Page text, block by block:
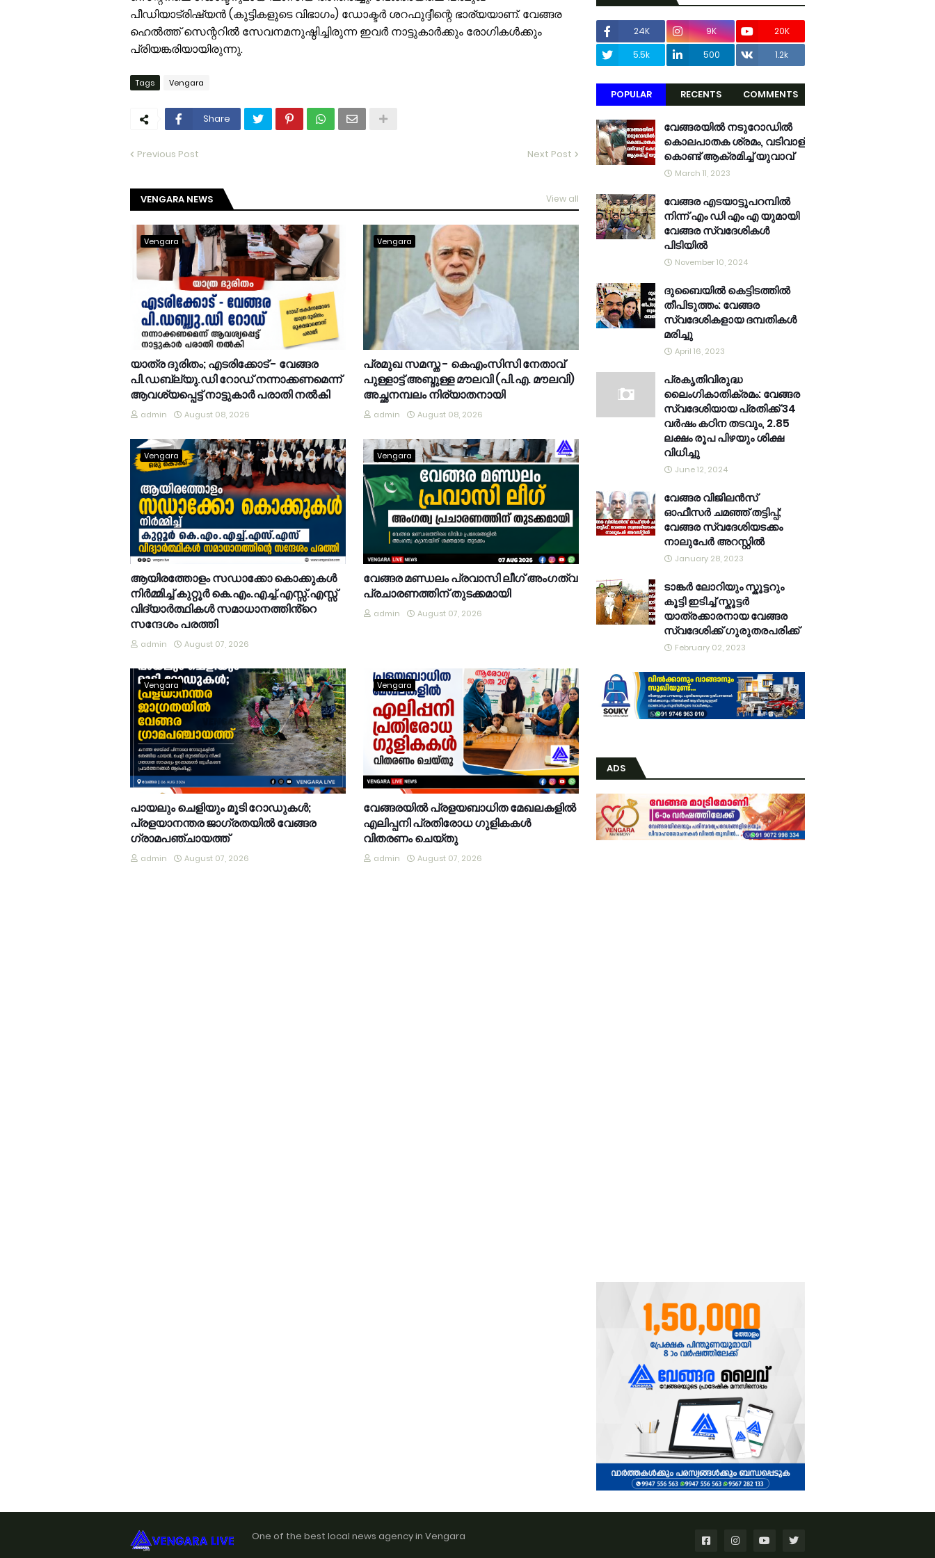
പീഡിയാട്രിഷ്യൻ (കുട്ടികളുടെ വിഭാഗം) ഡോക്ടർ ശറഫുദ്ദീന്റെ ഭാര്യയാണ്. വേങ്ങര
ഹെൽത്ത് സെന്ററിൽ സേവനമനുഷ്ഠിച്ചിരുന്ന ഇവർ നാട്ടുകാർക്കും രോഗികൾക്കും
പ്രിയങ്കരിയായിരുന്നു.
Tags Vengara
Share
Previous Post Next Post
VENGARA NEWS View all
Vengara
യാത്ര ദുരിതം; എടരിക്കോട് - വേങ്ങര
പി.ഡബ്ല്യു.ഡി റോഡ് നന്നാക്കണമെന്ന്
ആവശ്യപ്പെട്ട് നാട്ടുകാർ പരാതി നൽകി
admin August 08, 2026
Vengara
പ്രമുഖ സമസ്ത - കെഎംസിസി നേതാവ്
പുള്ളാട്ട് അബ്ദുള്ള മൗലവി (പി.എ. മൗലവി)
അച്ഛനമ്പലം നിര്യാതനായി
admin August 08, 2026
Vengara
ആയിരത്തോളം സഡാക്കോ കൊക്കുകൾ
നിർമ്മിച്ച് കുറ്റൂർ കെ.എം.എച്ച്.എസ്സ്.എസ്സ്
വിദ്യാർത്ഥികൾ സമാധാനത്തിൻ്റെ
സന്ദേശം പരത്തി
admin August 07, 2026
Vengara
വേങ്ങര മണ്ഡലം പ്രവാസി ലീഗ് അംഗത്വ
പ്രചാരണത്തിന് തുടക്കമായി
admin August 07, 2026
Vengara
പായലും ചെളിയും മൂടി റോഡുകൾ;
പ്രളയാനന്തര ജാഗ്രതയിൽ വേങ്ങര
ഗ്രാമപഞ്ചായത്ത്
admin August 07, 2026
Vengara
വേങ്ങരയിൽ പ്രളയബാധിത മേഖലകളിൽ
എലിപ്പനി പ്രതിരോധ ഗുളികകൾ
വിതരണം ചെയ്തു
admin August 07, 2026
24K 9K
20K
5.5k
500 1.2k
POPULAR RECENTS COMMENTS
വേങ്ങരയിൽ നടുറോഡിൽ
കൊലപാതക ശ്രമം, വടിവാള്
കൊണ്ട് ആക്രമിച്ച് യുവാവ്
March 11, 2023
വേങ്ങര എടയാട്ടുപറമ്പിൽ
നിന്ന് എം ഡി എം എ യുമായി
വേങ്ങര സ്വദേശികൾ
പിടിയിൽ
November 10, 2024
ദുബൈയിൽ കെട്ടിടത്തിൽ
തീപിടുത്തം: വേങ്ങര
സ്വദേശികളായ ദമ്പതികൾ
മരിച്ചു
April 16, 2023
പ്രകൃതിവിരുദ്ധ
ലൈംഗികാതിക്രമം: വേങ്ങര
സ്വദേശിയായ പ്രതിക്ക് 34
വര്‍ഷം കഠിന തടവും, 2.85
ലക്ഷം രൂപ പിഴയും ശിക്ഷ
വിധിച്ചു
June 12, 2024
വേങ്ങര വിജിലൻസ്
ഓഫീസർ ചമഞ്ഞ് തട്ടിപ്പ്;
വേങ്ങര സ്വദേശിയടക്കം
നാലുപേർ അറസ്റ്റിൽ
January 28, 2023
ടാങ്കർ ലോറിയും സ്കൂട്ടറും
കൂട്ടി ഇടിച്ച് സ്കൂട്ടർ
യാത്രക്കാരനായ വേങ്ങര
സ്വദേശിക്ക് ഗുരുതരപരിക്ക്
February 02, 2023
ADS
One of the best local news agency in Vengara